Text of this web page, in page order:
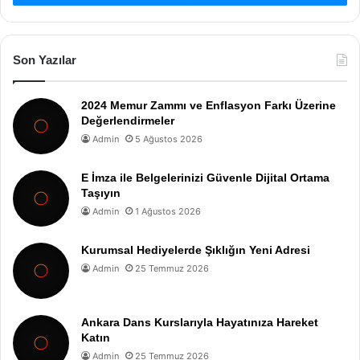
Son Yazılar
2024 Memur Zammı ve Enflasyon Farkı Üzerine
Değerlendirmeler
Admin 5 Ağustos 2026
E İmza ile Belgelerinizi Güvenle Dijital Ortama
Taşıyın
Admin 1 Ağustos 2026
Kurumsal Hediyelerde Şıklığın Yeni Adresi
Admin 25 Temmuz 2026
Ankara Dans Kurslarıyla Hayatınıza Hareket
Katın
Admin 25 Temmuz 2026